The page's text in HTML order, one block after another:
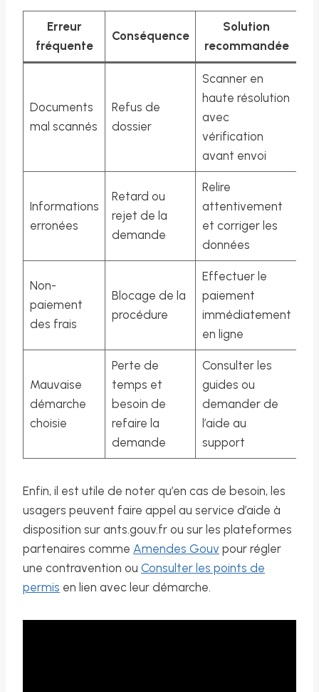
Erreur
fréquente
Conséquence
Solution
recommandée
Documents
mal scannés
Refus de
dossier
Scanner en
haute résolution
avec
vérification
avant envoi
Informations
erronées
Retard ou
rejet de la
demande
Relire
attentivement
et corriger les
données
Non-
paiement
des frais
Blocage de la
procédure
Effectuer le
paiement
immédiatement
en ligne
Mauvaise
démarche
choisie
Perte de
temps et
besoin de
refaire la
demande
Consulter les
guides ou
demander de
l’aide au
support
Enfin, il est utile de noter qu’en cas de besoin, les
usagers peuvent faire appel au service d’aide à
disposition sur ants.gouv.fr ou sur les plateformes
partenaires comme Amendes Gouv pour régler
une contravention ou Consulter les points de
permis en lien avec leur démarche.